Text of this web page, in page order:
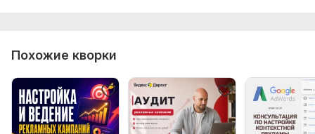
Похожие кворки